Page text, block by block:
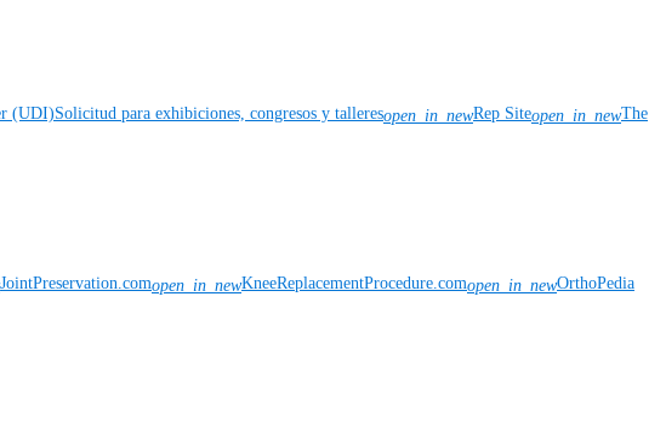
(UDI)Solicitud para exhibiciones, congresos y talleresopen_in_newRep Siteopen_in_newThe
JointPreservation.comopen_in_newKneeReplacementProcedure.comopen_in_newOrthoPedia